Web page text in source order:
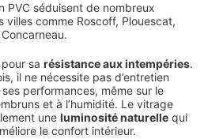
PVC séduisent de nombreux
villes comme Roscoff, Plouescat,
Concarneau.
sa résistance aux intempéries.
il ne nécessite pas d’entretien
performances, même sur le
et à l’humidité. Le vitrage
une luminosité naturelle qui
le confort intérieur.